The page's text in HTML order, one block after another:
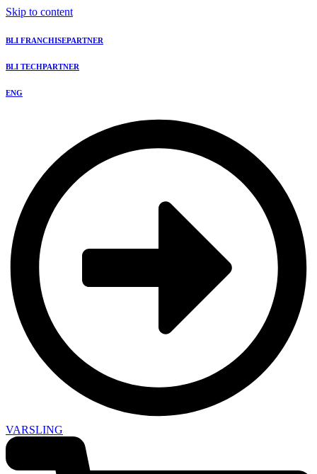
Skip to content
BLI FRANCHISEPARTNER
BLI TECHPARTNER
ENG
VARSLING